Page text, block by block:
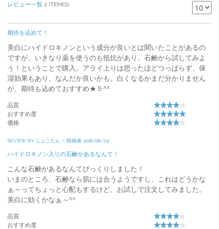
レビュー一覧 2 ITEM(S)
期待を込めて！
美白にハイドロキノンという成分が良いとは聞いたことがあるの
ですが、いきなり薬を使うのも抵抗があり、石鹸から試してみよ
う！ということで購入。アライ上りは思ったほどつっぱらず、保
湿効果もあり、なんだか良いかも。白くなるかまだ分かりません
が、期待も込めておすすめ★５^^
品質
おすすめ度
価格
REVIEW BY しょこたん / (投稿者 2018/08/23)
ハイドロキノン入りの石鹸があるなんて！
こんな石鹸があるなんてびっくりしました！
いまのところ、石鹸なら肌には合うようですし、これはどうかな
ぁ～ってちょっと心配もするけど、お試しで注文してみました。
美白に効くかなぁ～^^
品質
おすすめ度